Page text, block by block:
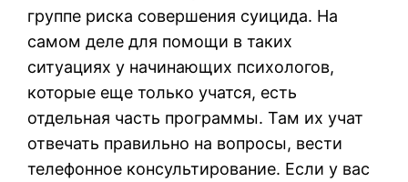
группе риска совершения суицида. На
самом деле для помощи в таких
ситуациях у начинающих психологов,
которые еще только учатся, есть
отдельная часть программы. Там их учат
отвечать правильно на вопросы, вести
телефонное консультирование. Если у вас